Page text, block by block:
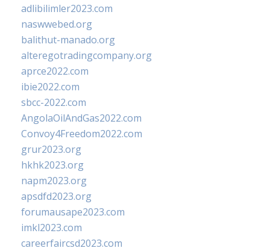
adlibilimler2023.com
naswwebed.org
balithut-manado.org
alteregotradingcompany.org
aprce2022.com
ibie2022.com
sbcc-2022.com
AngolaOilAndGas2022.com
Convoy4Freedom2022.com
grur2023.org
hkhk2023.org
napm2023.org
apsdfd2023.org
forumausape2023.com
imkl2023.com
careerfaircsd2023.com